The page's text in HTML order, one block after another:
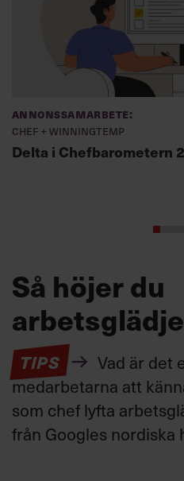
Annonssamarbete:
Chef + Winningtemp
Delta i Chefbarometern
Så höjer du
TIPS
Vad är det
medarbetarna att
som chef lyfta
från Googles nordiska